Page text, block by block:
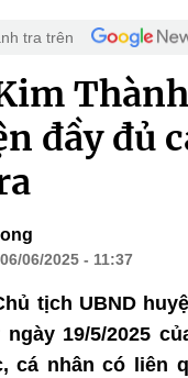
tra trên
đầy đủ
06/2025 - 11:37
tịch UBND
ngày 19/5/2025
cá nhân có liên